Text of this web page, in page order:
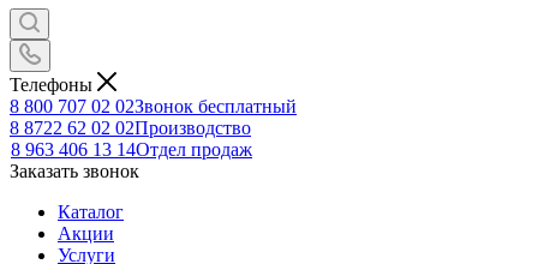
Телефоны
8 800 707 02 02Звонок бесплатный
8 8722 62 02 02Производство
8 963 406 13 14Отдел продаж
Заказать звонок
Каталог
Акции
Услуги